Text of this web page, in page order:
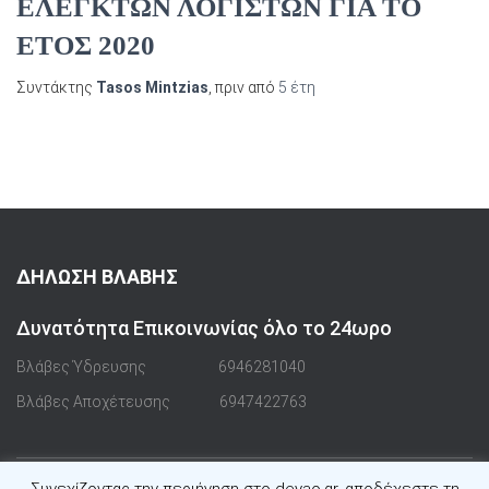
ΕΛΕΓΚΤΩΝ ΛΟΓΙΣΤΩΝ ΓΙΑ ΤΟ
ΕΤΟΣ 2020
Συντάκτης Tasos Mintzias , πριν από 5 έτη
ΔΗΛΩΣΗ ΒΛΑΒΗΣ
Δυνατότητα Επικοινωνίας όλο το 24ωρο
Βλάβες Ύδρευσης
6946281040
Βλάβες Αποχέτευσης
6947422763